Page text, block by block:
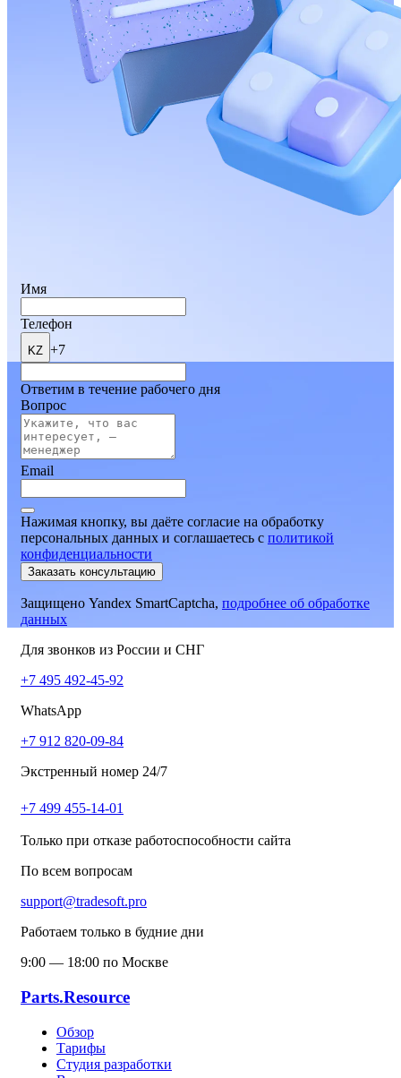
Имя
Телефон
KZ +7
Ответим в течение рабочего дня
Вопрос
Email
Нажимая кнопку, вы даёте согласие на обработку
персональных данных и соглашаетесь c политикой
конфиденциальности
Заказать консультацию
Защищено Yandex SmartCaptcha, подробнее об обработке
данных
Для звонков из России и СНГ
+7 495 492-45-92
WhatsApp
+7 912 820-09-84
Экстренный номер 24/7
+7 499 455-14-01
Только при отказе работоспособности сайта
По всем вопросам
support@tradesoft.pro
Работаем только в будние дни
9:00 — 18:00 по Москве
Parts.Resource
Обзор
Тарифы
Студия разработки